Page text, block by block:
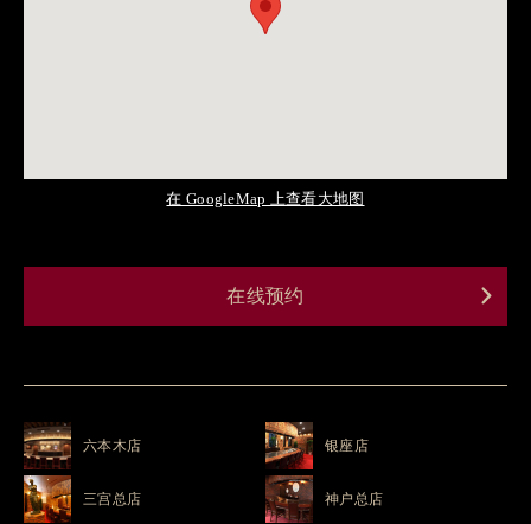
在 GoogleMap 上查看大地图
在线预约
六本木店 银座店
三宫总店 神户总店